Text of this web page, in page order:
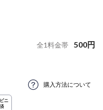
全1料金帯 500円
購入方法について